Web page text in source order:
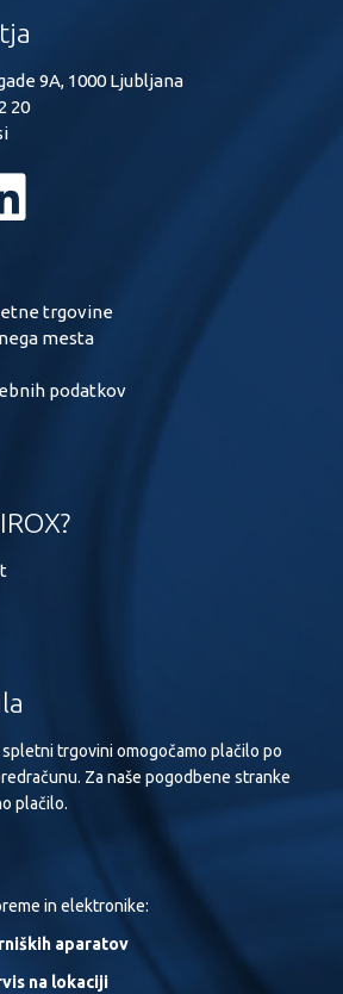
9A, 1000 Ljubljana
20
trgovine
mesta
podatkov
trgovini omogočamo plačilo po
Za naše pogodbene stranke
plačilo.
in elektronike:
aparatov
na lokaciji